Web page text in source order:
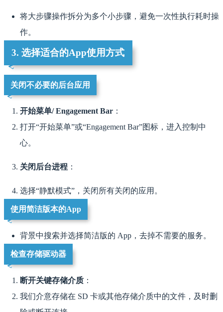
将大步骤操作拆分为多个小步骤，避免一次性执行耗时操
作。
3. 选择适合的App使用方式
关闭不必要的后台应用
开始菜单/ Engagement Bar ：
打开“开始菜单”或“Engagement Bar”图标，进入控制中
心。
关闭后台进程 ：
选择“静默模式”，关闭所有关闭的应用。
使用简洁版本的App
背景中搜索并选择简洁版的 App，去掉不需要的服务。
检查存储驱动器
断开关键存储介质 ：
我们介意存储在 SD 卡或其他存储介质中的文件，及时删